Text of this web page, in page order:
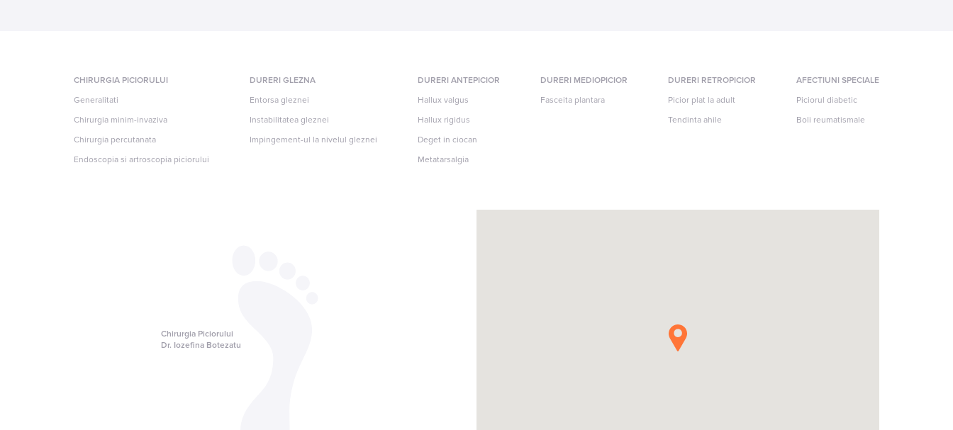
CHIRURGIA PICIORULUI
Generalitati
Chirurgia minim-invaziva
Chirurgia percutanata
Endoscopia si artroscopia piciorului
DURERI GLEZNA
Entorsa gleznei
Instabilitatea gleznei
Impingement-ul la nivelul gleznei
DURERI ANTEPICIOR
Hallux valgus
Hallux rigidus
Deget in ciocan
Metatarsalgia
DURERI MEDIOPICIOR
Fasceita plantara
DURERI RETROPICIOR
Picior plat la adult
Tendinta ahile
AFECTIUNI SPECIALE
Piciorul diabetic
Boli reumatismale
Chirurgia Piciorului
Dr. Iozefina Botezatu